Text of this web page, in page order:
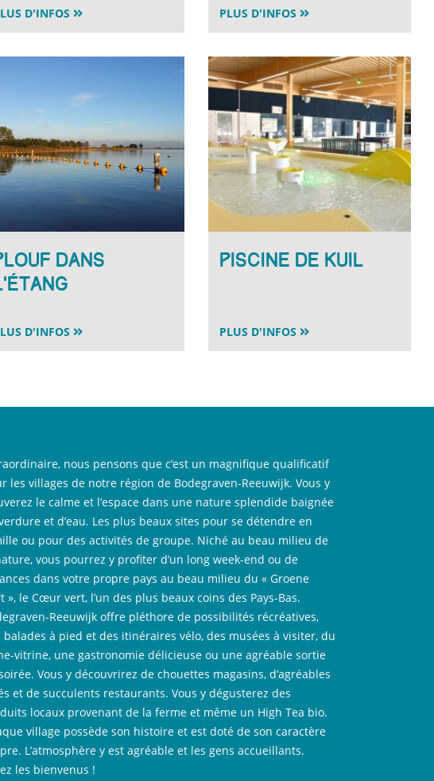
D'INFOS PLUS D'INFOS
dans
D'INFOS
Piscine De Kuil
PLUS D'INFOS
nous pensons que c’est un magnifique qualificatif
les villages de notre région de Bodegraven-Reeuwijk. Vous y
le calme et l’espace dans une nature splendide baignée
et d’eau. Les plus beaux sites pour se détendre en
ou pour des activités de groupe. Niché au beau milieu de
vous pourrez y profiter d’un long week-end ou de
dans votre propre pays au beau milieu du « Groene
», le Cœur vert, l’un des plus beaux coins des Pays-Bas.
Reeuwijk offre pléthore de possibilités récréatives,
balades à pied et des itinéraires vélo, des musées à visiter, du
vitrine, une gastronomie délicieuse ou une agréable sortie
Vous y découvrirez de chouettes magasins, d’agréables
et de succulents restaurants. Vous y dégusterez des
locaux provenant de la ferme et même un High Tea bio.
village possède son histoire et est doté de son caractère
L’atmosphère y est agréable et les gens accueillants.
les bienvenus !